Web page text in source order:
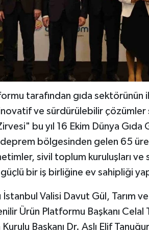
tarafından gıda sektörünün
ve sürdürülebilir çözümler
bu yıl 16 Ekim Dünya Gıda
bölgesinden gelen 65
sivil toplum kuruluşları
bir iş birliğine ev sahipliği
İstanbul Valisi Davut Gül, Tarım
Ürün Platformu Başkanı
Başkanı Dr. Aslı Elif